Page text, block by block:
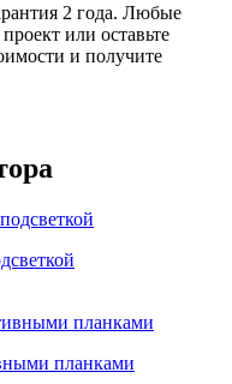
2 года. Любые
или оставьте
и получите
планками